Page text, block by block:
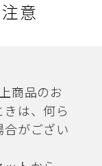
意
商品のお
は、何ら
がござい